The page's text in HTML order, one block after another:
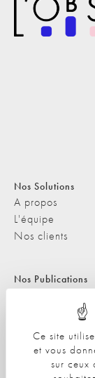
Ce site
et vous
sur ceux
Nos Solutions
A propos
L'équipe
Nos clients
Nos Publications
Les Podcasts de
L'ObSoCo dans
Contacts
Nous contacter